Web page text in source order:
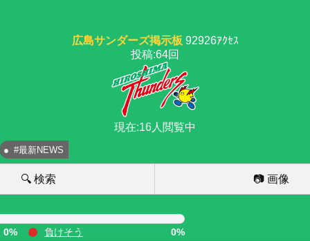
広島サンダーズ掲示板 92926ｱｸｾｽ
投稿:64回
現在:16人閲覧中
#最新NEWS
🔍 検索 📷 画像
0% 負けそう 0%